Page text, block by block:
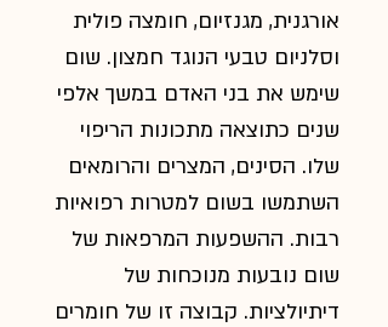
אורגנית, מגנזיום, חומצה פולית
וסלניום טבעי הנוגד חמצון. שום
שימש את בני האדם במשך אלפי
שנים כתוצאה מתכונות הריפוי
שלו. הסינים, המצרים והרומאים
השתמשו בשום למטרות רפואיות
רבות. ההשפעות המרפאות של
שום נובעות מנוכחות של
דיתיולציות. קבוצה זו של חומרים